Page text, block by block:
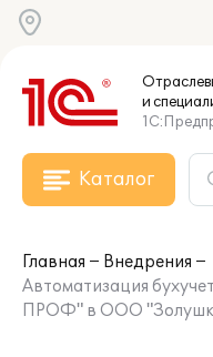
и
Каталог
Главная
Внедрения
Автоматизация
ПРОФ" в ООО